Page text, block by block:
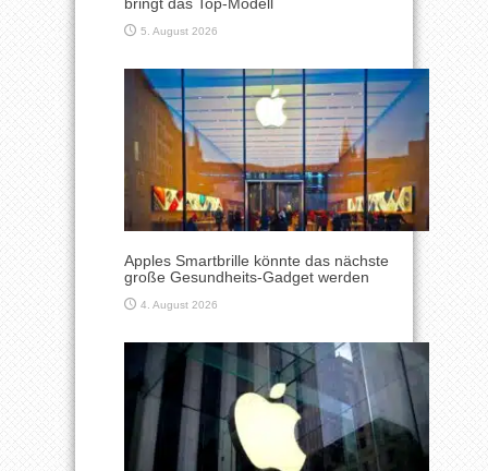
5. August 2026
Apples Smartbrille könnte das nächste
große Gesundheits-Gadget werden
4. August 2026